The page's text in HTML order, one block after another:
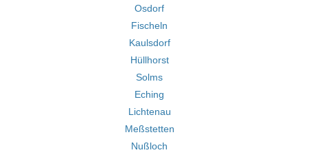
Osdorf
Fischeln
Kaulsdorf
Hüllhorst
Solms
Eching
Lichtenau
Meßstetten
Nußloch